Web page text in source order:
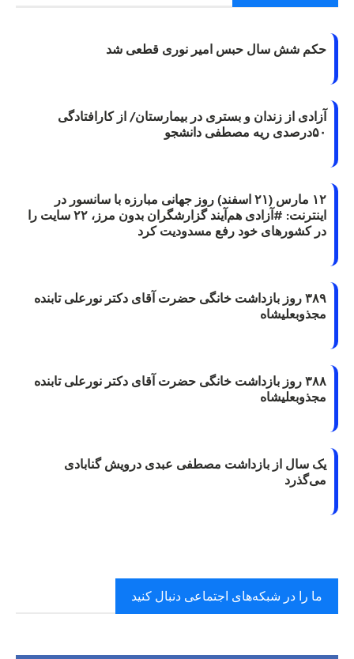
حکم شش سال حبس امیر نوری قطعی شد
آزادی از زندان و بستری در بیمارستان/ از کارافتادگی
۵۰درصدی ریه مصطفی دانشجو
۱۲ مارس (۲۱ اسفند) روز جهانی مبارزه با سانسور در
اینترنت: #آزادی هم‌آیند گزارشگران‌ بدون مرز، ۲۲ سایت را
در کشورهای خود رفع مسدودیت کرد
۳۸۹ روز بازداشت خانگی حضرت آقای دکتر نورعلی تابنده
مجذوبعلیشاه
۳۸۸ روز بازداشت خانگی حضرت آقای دکتر نورعلی تابنده
مجذوبعلیشاه
یک سال از بازداشت مصطفی عبدی درویش گنابادی
می‌گذرد
ما را در شبکه‌های اجتماعی دنبال کنید